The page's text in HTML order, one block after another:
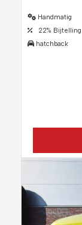
Handmatig
22% Bijtelling
hatchback